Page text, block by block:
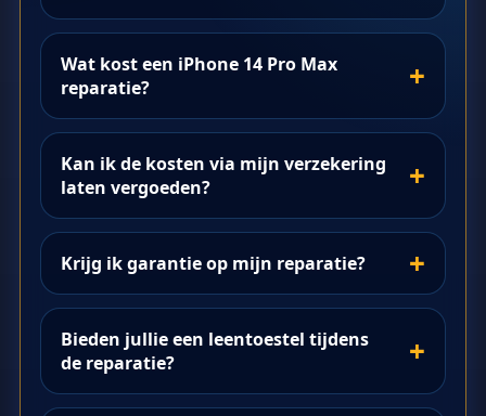
Wat kost een iPhone 14 Pro Max
reparatie?
Kan ik de kosten via mijn verzekering
laten vergoeden?
Krijg ik garantie op mijn reparatie?
Bieden jullie een leentoestel tijdens
de reparatie?